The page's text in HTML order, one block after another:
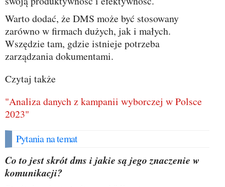
Warto dodać, że DMS może być stosowany
zarówno w firmach dużych, jak i małych.
Wszędzie tam, gdzie istnieje potrzeba
zarządzania dokumentami.
Czytaj także
"Analiza danych z kampanii wyborczej w Polsce
2023"
Pytania na temat
Co to jest skrót dms i jakie są jego znaczenie w
komunikacji?